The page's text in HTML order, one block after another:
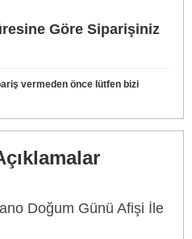
Göre Siparişiniz
vermeden önce lütfen bizi
Doğum Günü Afişi İle